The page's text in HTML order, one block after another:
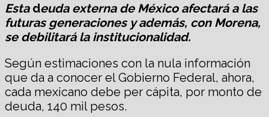
Estadeuda externa de México afectará a las
futuras generaciones y además, con Morena,
se debilitará la institucionalidad.
Según estimaciones con la nula información
que da a conocer el Gobierno Federal, ahora,
cada mexicano debe per cápita, por monto de
deuda, 140 mil pesos.